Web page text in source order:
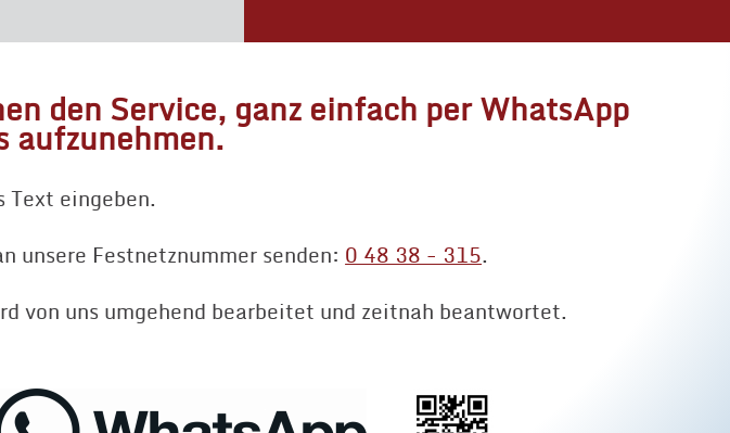
den Service, ganz einfach per WhatsApp
aufzunehmen.
eingeben.
unsere Festnetznummer senden: 0 48 38 - 315.
von uns umgehend bearbeitet und zeitnah beantwortet.